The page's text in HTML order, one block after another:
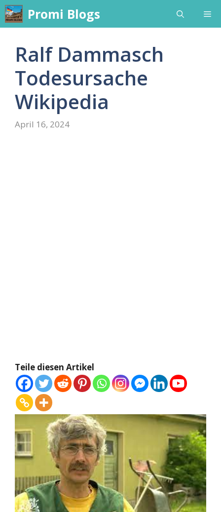
Skip
to
content
Promi Blogs
Ralf Dammasch
Todesursache
Wikipedia
April 16, 2024
Teile diesen Artikel